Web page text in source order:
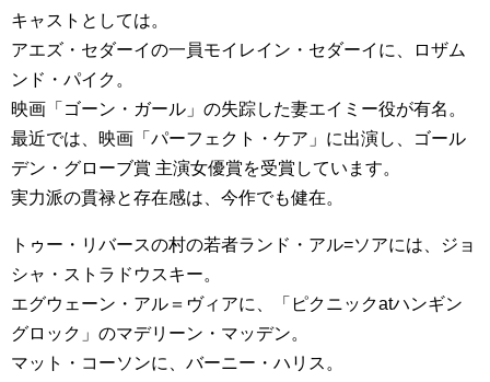
キャストとしては。
アエズ・セダーイの一員モイレイン・セダーイに、ロザム
ンド・パイク。
映画「ゴーン・ガール」の失踪した妻エイミー役が有名。
最近では、映画「パーフェクト・ケア」に出演し、ゴール
デン・グローブ賞 主演女優賞を受賞しています。
実力派の貫禄と存在感は、今作でも健在。
トゥー・リバースの村の若者ランド・アル=ソアには、ジョ
シャ・ストラドウスキー。
エグウェーン・アル＝ヴィアに、「ピクニックatハンギン
グロック」のマデリーン・マッデン。
マット・コーソンに、バーニー・ハリス。